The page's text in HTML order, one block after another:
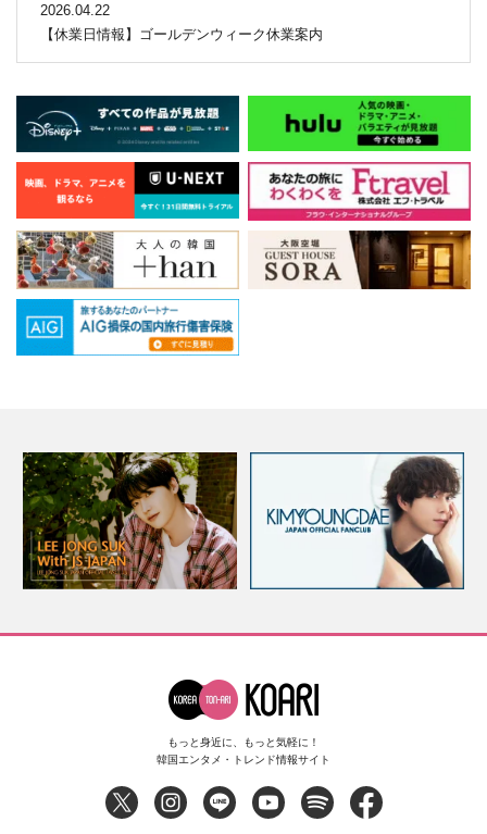
2026.04.22
【休業日情報】ゴールデンウィーク休業案内
もっと身近に、もっと気軽に！
韓国エンタメ・トレンド情報サイト